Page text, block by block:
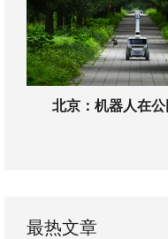
北京：机器人在公
最热文章